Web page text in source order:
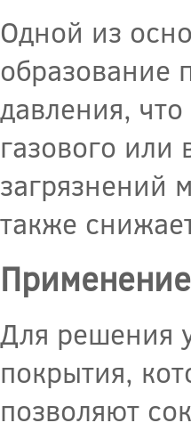
Одной из
образование
давления,
газового
загрязнений
также
Для решения
покрытия,
позволяют